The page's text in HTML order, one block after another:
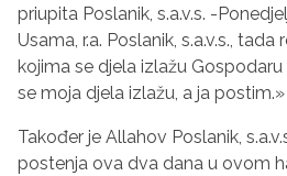
priupita Poslanik, s.a.v.s. -
Usama, r.a. Poslanik, s.a.v.s.,
kojima se djela izlažu
se moja djela izlažu, a ja
Također je Allahov Poslanik,
postenja ova dva dana u ovom